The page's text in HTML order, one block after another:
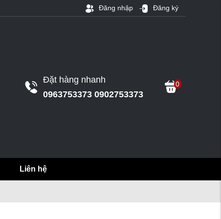
Đăng nhập Đăng ký
Đặt hàng nhanh
0963753373 0902753373
0
Liên hệ